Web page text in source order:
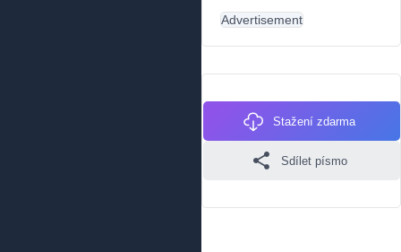
Advertisement
Stažení zdarma
Sdílet písmo